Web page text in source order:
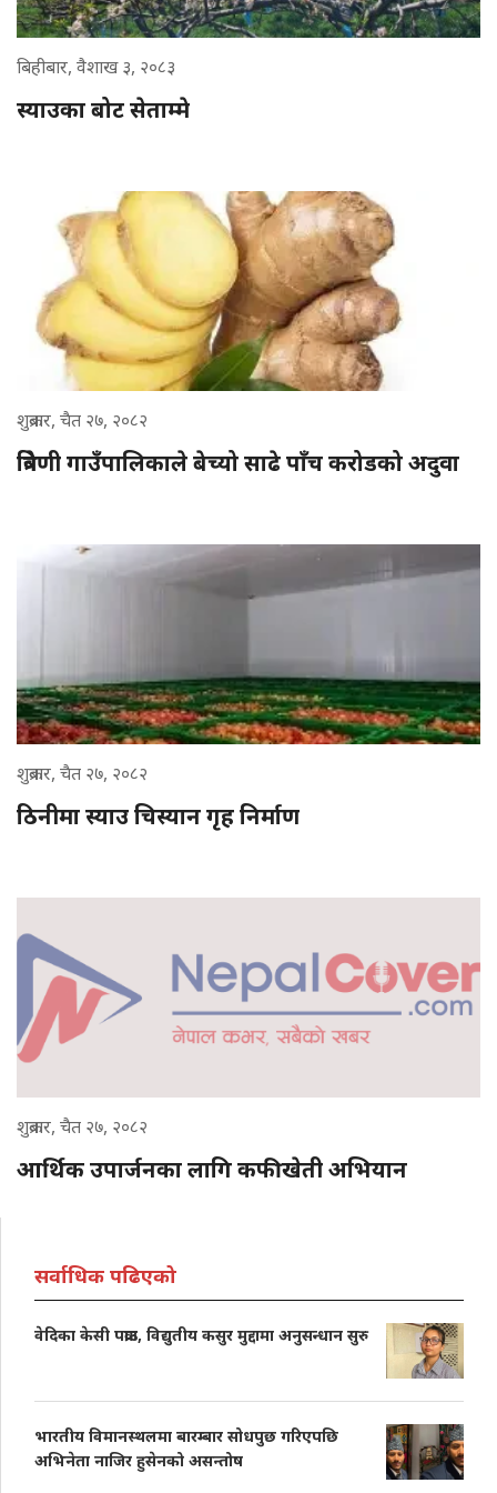
बिहीबार, वैशाख ३, २०८३
स्याउका बोट सेताम्मे
शुक्रबार, चैत २७, २०८२
त्रिवेणी गाउँपालिकाले बेच्यो साढे पाँच करोडको अदुवा
शुक्रबार, चैत २७, २०८२
ठिनीमा स्याउ चिस्यान गृह निर्माण
शुक्रबार, चैत २७, २०८२
आर्थिक उपार्जनका लागि कफीखेती अभियान
सर्वाधिक पढिएको
वेदिका केसी पक्राउ, विद्युतीय कसुर मुद्दामा अनुसन्धान सुरु
भारतीय विमानस्थलमा बारम्बार सोधपुछ गरिएपछि
अभिनेता नाजिर हुसेनको असन्तोष